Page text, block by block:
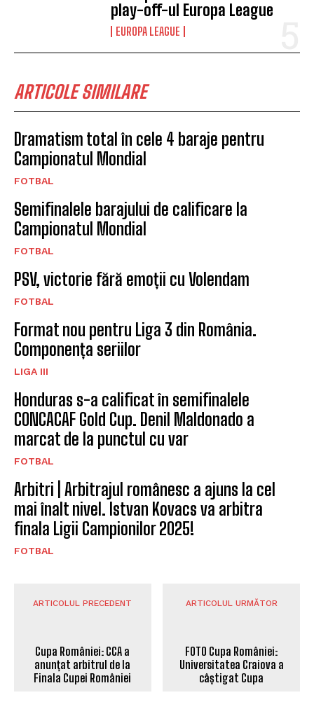
play-off-ul Europa League
EUROPA LEAGUE
ARTICOLE SIMILARE
Dramatism total în cele 4 baraje pentru
Campionatul Mondial
FOTBAL
Semifinalele barajului de calificare la
Campionatul Mondial
FOTBAL
PSV, victorie fără emoții cu Volendam
FOTBAL
Format nou pentru Liga 3 din România.
Componența seriilor
LIGA III
Honduras s-a calificat în semifinalele
CONCACAF Gold Cup. Denil Maldonado a
marcat de la punctul cu var
FOTBAL
Arbitri | Arbitrajul românesc a ajuns la cel
mai înalt nivel. Istvan Kovacs va arbitra
finala Ligii Campionilor 2025!
FOTBAL
ARTICOLUL PRECEDENT
Cupa României: CCA a
ARTICOLUL URMĂTOR
FOTO Cupa României: